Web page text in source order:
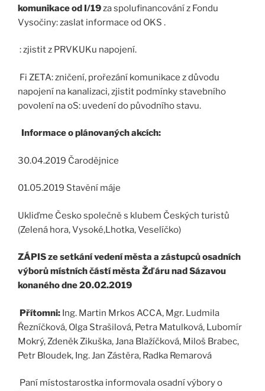
komunikace od I/19za spolufinancování z Fondu
Vysočiny: zaslat informace od OKS .
: zjistit z PRVKUKu napojení.
Fi ZETA: zničení, prořezání komunikace z důvodu
napojení na kanalizaci, zjistit podmínky stavebního
povolení na oS: uvedení do původního stavu.
Informace o plánovaných akcích:
30.04.2019 Čarodějnice
01.05.2019 Stavění máje
Ukliďme Česko společně s klubem Českých turistů
(Zelená hora, Vysoké,Lhotka, Veselíčko)
ZÁPISze setkání vedení města a zástupců osadních
výborů místních částí města Žďáru nad Sázavou
konaného dne 20.02.2019
Přítomni: Ing. Martin Mrkos ACCA, Mgr. Ludmila
Řezníčková, Olga Strašilová, Petra Matulková, Lubomír
Mokrý, Zdeněk Zikuška, Jana Blažíčková, Miloš Brabec,
Petr Bloudek, Ing. Jan Zástěra, Radka Remarová
Paní místostarostka informovala osadní výbory o